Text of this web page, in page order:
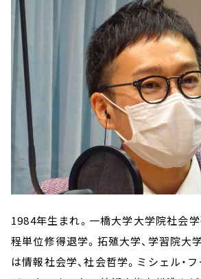
1984年生まれ。一橋大学大学院社会
程単位修得退学。拓殖大学、学習院大
は情報社会学、社会哲学。ミシェル・